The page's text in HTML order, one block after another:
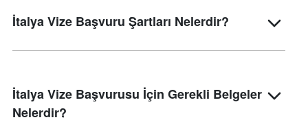
İtalya Vize Başvuru Şartları Nelerdir?
İtalya Vize Başvurusu İçin Gerekli Belgeler
Nelerdir?